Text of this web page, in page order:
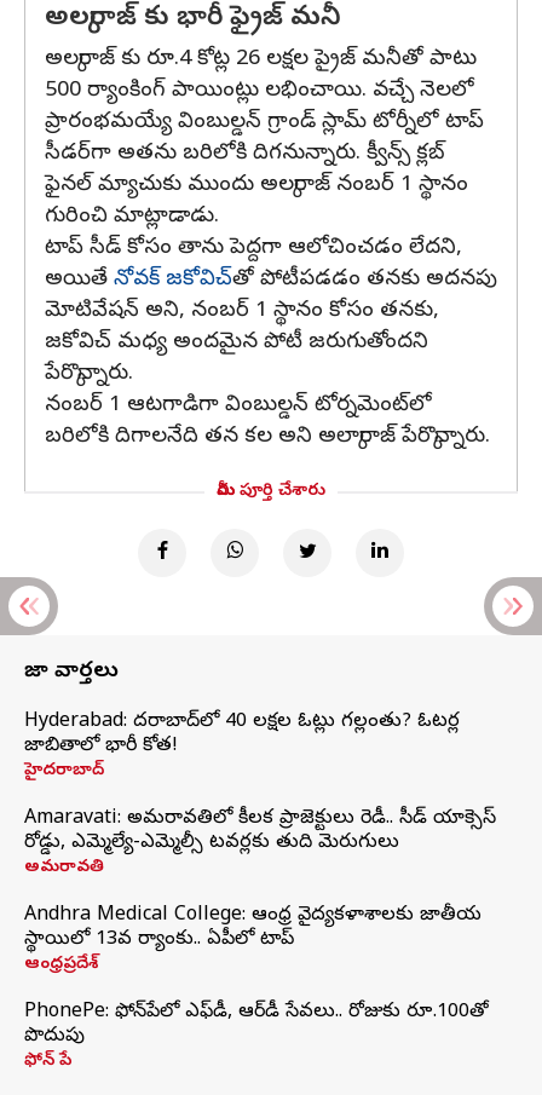
అల్కరాజ్ కు భారీ ఫ్రైజ్ మనీ
అల్కరాజ్ కు రూ.4 కోట్ల 26 లక్షల ప్రైజ్ మనీతో పాటు
500 ర్యాంకింగ్ పాయింట్లు లభించాయి. వచ్చే నెలలో
ప్రారంభమయ్యే వింబుల్డన్ గ్రాండ్ స్లామ్ టోర్నీలో టాప్
సీడర్‌గా అతను బరిలోకి దిగనున్నారు. క్వీన్స్ క్లబ్
ఫైనల్ మ్యాచుకు ముందు అల్కరాజ్ నంబర్ 1 స్థానం
గురించి మాట్లాడాడు.
టాప్ సీడ్ కోసం తాను పెద్దగా ఆలోచించడం లేదని,
అయితే నోవక్ జకోవిచ్‌తో పోటీపడడం తనకు అదనపు
మోటివేషన్ అని, నంబర్ 1 స్థానం కోసం తనకు,
జకోవిచ్ మధ్య అందమైన పోటీ జరుగుతోందని
పేర్కొన్నారు.
నంబర్ 1 ఆటగాడిగా వింబుల్డన్ టోర్నమెంట్‌లో
బరిలోకి దిగాలనేది తన కల అని అల్కారాజ్ పేర్కొన్నారు.
మీరు పూర్తి చేశారు
తాజా వార్తలు
Hyderabad: హైదరాబాద్‌లో 40 లక్షల ఓట్లు గల్లంతు? ఓటర్ల
జాబితాలో భారీ కోత!
హైదరాబాద్
Amaravati: అమరావతిలో కీలక ప్రాజెక్టులు రెడీ.. సీడ్‌ యాక్సెస్‌
రోడ్డు, ఎమ్మెల్యే-ఎమ్మెల్సీ టవర్లకు తుది మెరుగులు
అమరావతి
Andhra Medical College: ఆంధ్ర వైద్యకళాశాలకు జాతీయ
స్థాయిలో 13వ ర్యాంకు.. ఏపీలో టాప్
ఆంధ్రప్రదేశ్
PhonePe: ఫోన్‌పేలో ఎఫ్‌డీ, ఆర్‌డీ సేవలు.. రోజుకు రూ.100తో
పొదుపు
ఫోన్‌ పే